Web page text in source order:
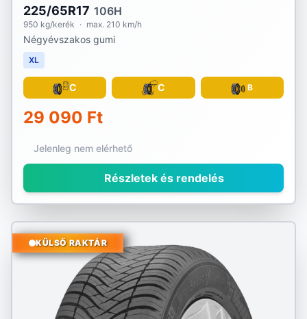
225/65R17 106H
950 kg/kerék · max. 210 km/h
Négyévszakos gumi
XL
C C B
29 090 Ft
Jelenleg nem elérhető
Részletek és rendelés
KÜLSŐ RAKTÁR